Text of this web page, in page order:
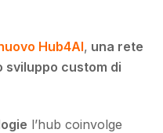
Hub4AI, una rete
sviluppo custom di
l’hub coinvolge